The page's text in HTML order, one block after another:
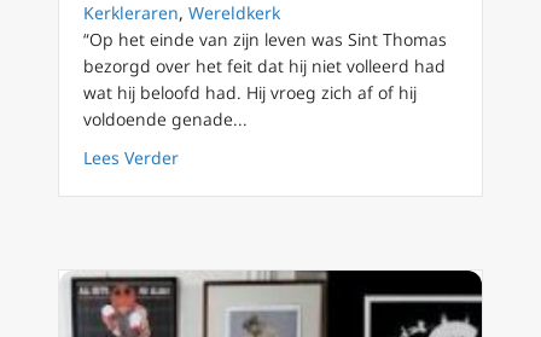
Kerkleraren, Wereldkerk
“Op het einde van zijn leven was Sint Thomas
bezorgd over het feit dat hij niet volleerd had
wat hij beloofd had. Hij vroeg zich af of hij
voldoende genade...
Lees Verderabout De dood van Sint Thomas van